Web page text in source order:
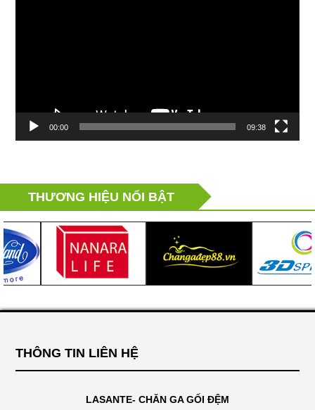
00:00 09:38
THƯƠNG HIỆU NỔI BẬT
THÔNG TIN LIÊN HỆ
LASANTE- CHĂN GA GỐI ĐỆM